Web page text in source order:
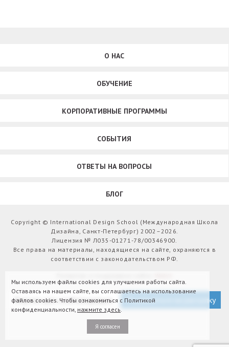
О НАС
ОБУЧЕНИЕ
КОРПОРАТИВНЫЕ ПРОГРАММЫ
СОБЫТИЯ
ОТВЕТЫ НА ВОПРОСЫ
БЛОГ
Copyright © International Design School (Международная Школа
Дизайна, Санкт-Петербург) 2002–2026.
Лицензия № Л035-01271-78/00346900.
Все права на материалы, находящиеся на сайте, охраняются в
соответствии с законодательством РФ.
Версия для слабовидящих Подписаться на рассылку
Мы используем файлы cookies для улучшения работы сайта.
Оставаясь на нашем сайте, вы соглашаетесь на использование
файлов cookies. Чтобы ознакомиться с Политикой
конфиденциальности, нажмите здесь.
Я согласен